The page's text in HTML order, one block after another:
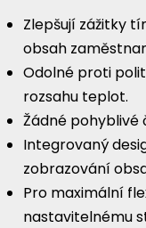
Zlepšují zážitky
obsah
Odolné proti
rozsahu teplot.
Žádné pohyblivé
Integrovaný
zobrazování
Pro maximální
nastavitelnému